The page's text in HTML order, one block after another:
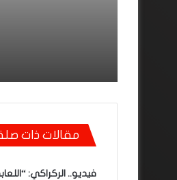
مقالات ذات
فيديو.. الركراكي: